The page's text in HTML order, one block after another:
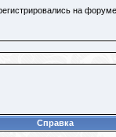
на
Справка